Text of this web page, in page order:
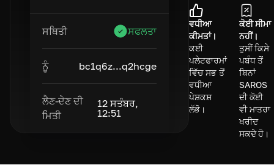
ਸਥਿਤੀ ਸਫਲਤਾ
ਨੂੰ bc1q6z...q2hcge
ਲੈਣ-ਦੇਣ ਦੀ
ਮਿਤੀ
12 ਸਤੰਬਰ,
12:51
ਵਧੀਆ
ਕੀਮਤਾਂ।
ਕਈ
ਪਲੇਟਫਾਰਮਾਂ
ਵਿੱਚ ਸਭ ਤੋਂ
ਵਧੀਆ
ਪੇਸ਼ਕਸ਼
ਲੱਭੋ।
ਕੋਈ ਸੀਮਾ
ਨਹੀਂ।
ਤੁਸੀਂ ਕਿਸੇ
ਪਬੰਧ ਤੋਂ
ਬਿਨਾਂ
SAROS
ਦੀ ਕੋਈ
ਵੀ ਮਾਤਰਾ
ਖਰੀਦ
ਸਕਦੇ ਹੋ।